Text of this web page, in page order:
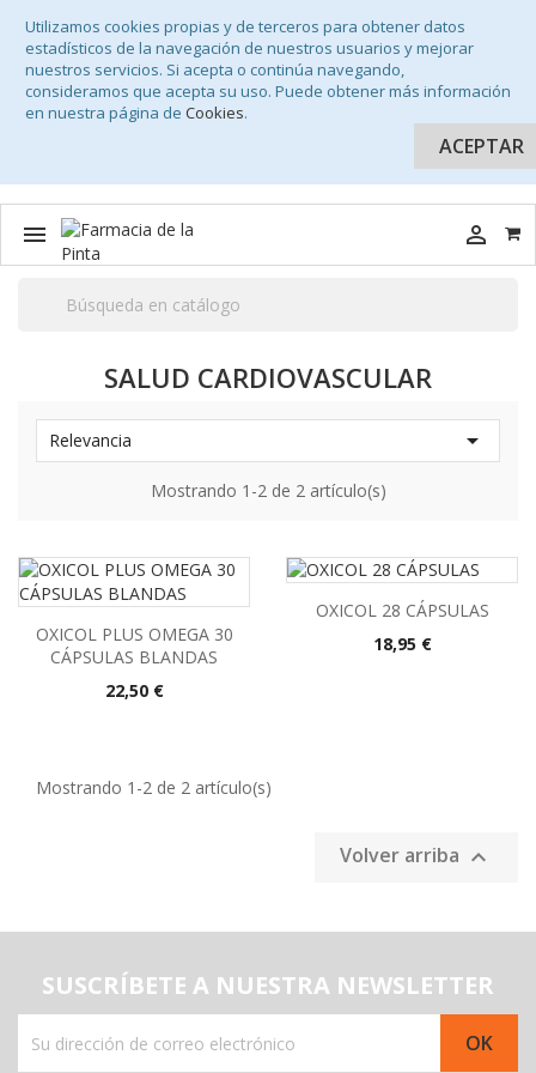
Utilizamos cookies propias y de terceros para obtener datos
estadísticos de la navegación de nuestros usuarios y mejorar
nuestros servicios. Si acepta o continúa navegando,
consideramos que acepta su uso. Puede obtener más información
en nuestra página de Cookies.
ACEPTAR
 
SALUD CARDIOVASCULAR
Relevancia 
Mostrando 1-2 de 2 artículo(s)
OXICOL PLUS OMEGA 30
CÁPSULAS BLANDAS
Precio
22,50 €
OXICOL 28 CÁPSULAS
Precio
18,95 €
Mostrando 1-2 de 2 artículo(s)
Volver arriba 
SUSCRÍBETE A NUESTRA NEWSLETTER